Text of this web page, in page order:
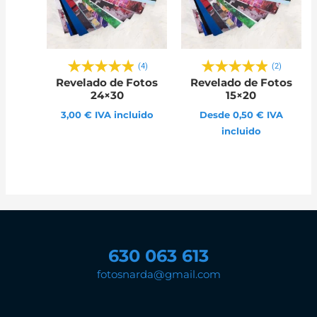
(4)
Revelado de Fotos
24×30
3,00 € IVA incluido
(2)
Revelado de Fotos
15×20
Desde 0,50 € IVA
incluido
630 063 613
fotosnarda@gmail.com